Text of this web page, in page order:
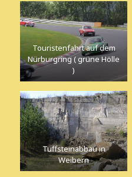
Touristenfahrt auf dem
Nürburgring ( grüne Hölle
)
Tuffsteinabbau in
Weibern